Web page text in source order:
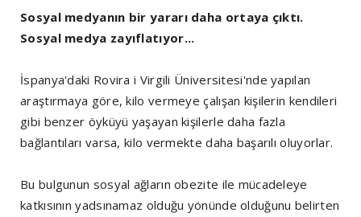
Sosyal medyanın bir yararı daha ortaya çıktı.
Sosyal medya zayıflatıyor...
İspanya'daki Rovira i Virgili Üniversitesi'nde yapılan
araştırmaya göre, kilo vermeye çalışan kişilerin kendileri
gibi benzer öyküyü yaşayan kişilerle daha fazla
bağlantıları varsa, kilo vermekte daha başarılı oluyorlar.
Bu bulgunun sosyal ağların obezite ile mücadeleye
katkısının yadsınamaz olduğu yönünde olduğunu belirten